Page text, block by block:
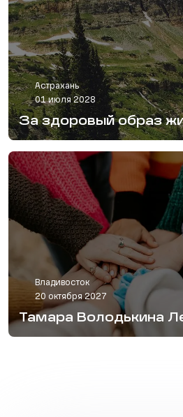
Астрахань
01 июля 2028
За здоровый образ
Владивосток
20 октября 2027
Тамара Володькина